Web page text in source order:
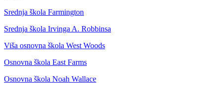
Srednja škola Farmington
Srednja škola Irvinga A. Robbinsa
Viša osnovna škola West Woods
Osnovna škola East Farms
Osnovna škola Noah Wallace